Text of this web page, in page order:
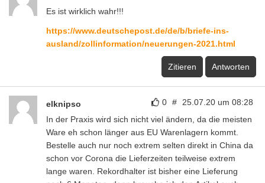
Es ist wirklich wahr!!!
https://www.deutschepost.de/de/b/briefe-ins-
ausland/zollinformation/neuerungen-2021.html
Zitieren Antworten
0 # 25.07.20 um 08:28
elknipso
In der Praxis wird sich nicht viel ändern, da die meisten
Ware eh schon länger aus EU Warenlagern kommt.
Bestelle auch nur noch extrem selten direkt in China da
schon vor Corona die Lieferzeiten teilweise extrem
lange waren. Rekordhalter ist bisher eine Lieferung